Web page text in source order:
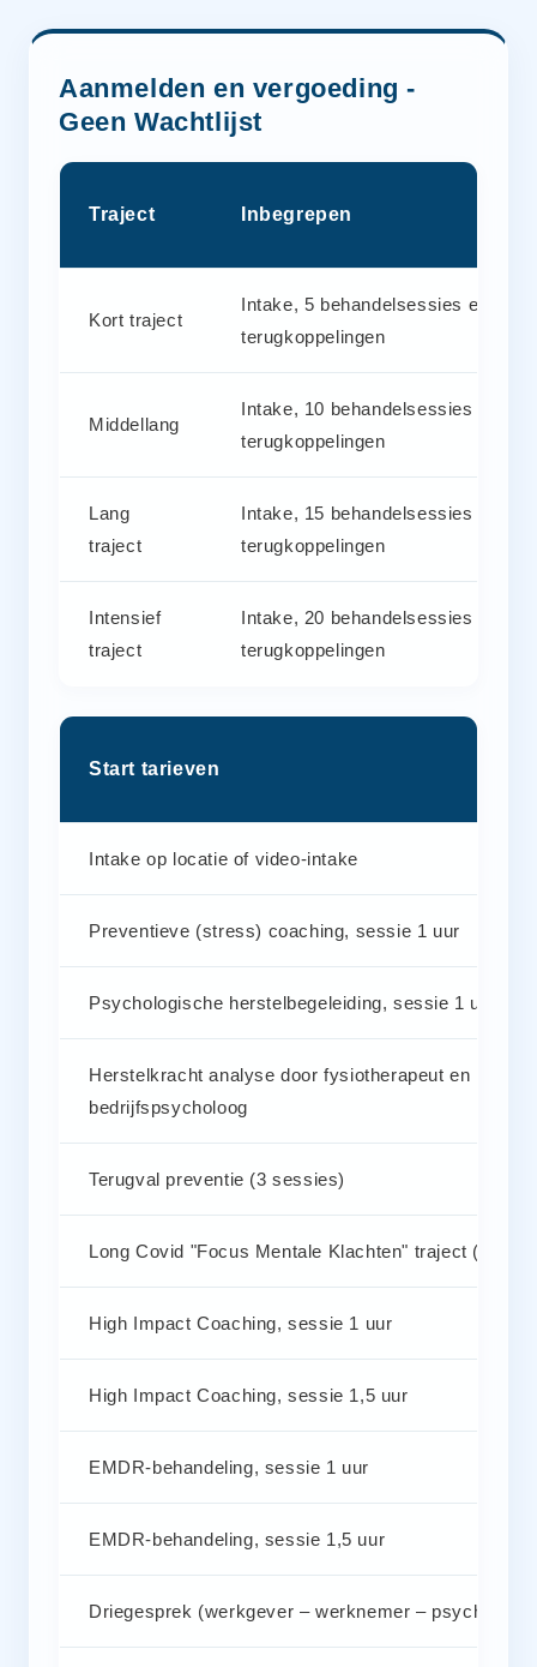
Aanmelden en vergoeding -
Geen Wachtlijst
Traject Inbegrepen
Kort traject
Intake, 5 behandelsessies en 1
terugkoppelingen
Middellang
Intake, 10 behandelsessies en 2
terugkoppelingen
Lang
traject
Intake, 15 behandelsessies en 3
terugkoppelingen
Intensief
traject
Intake, 20 behandelsessies en 4
terugkoppelingen
Start tarieven
Intake op locatie of video-intake
Preventieve (stress) coaching, sessie 1 uur
Psychologische herstelbegeleiding, sessie 1 uur
Herstelkracht analyse door fysiotherapeut en
bedrijfspsycholoog
Terugval preventie (3 sessies)
Long Covid "Focus Mentale Klachten" traject (8
High Impact Coaching, sessie 1 uur
High Impact Coaching, sessie 1,5 uur
EMDR-behandeling, sessie 1 uur
EMDR-behandeling, sessie 1,5 uur
Driegesprek (werkgever – werknemer – psycholoog)